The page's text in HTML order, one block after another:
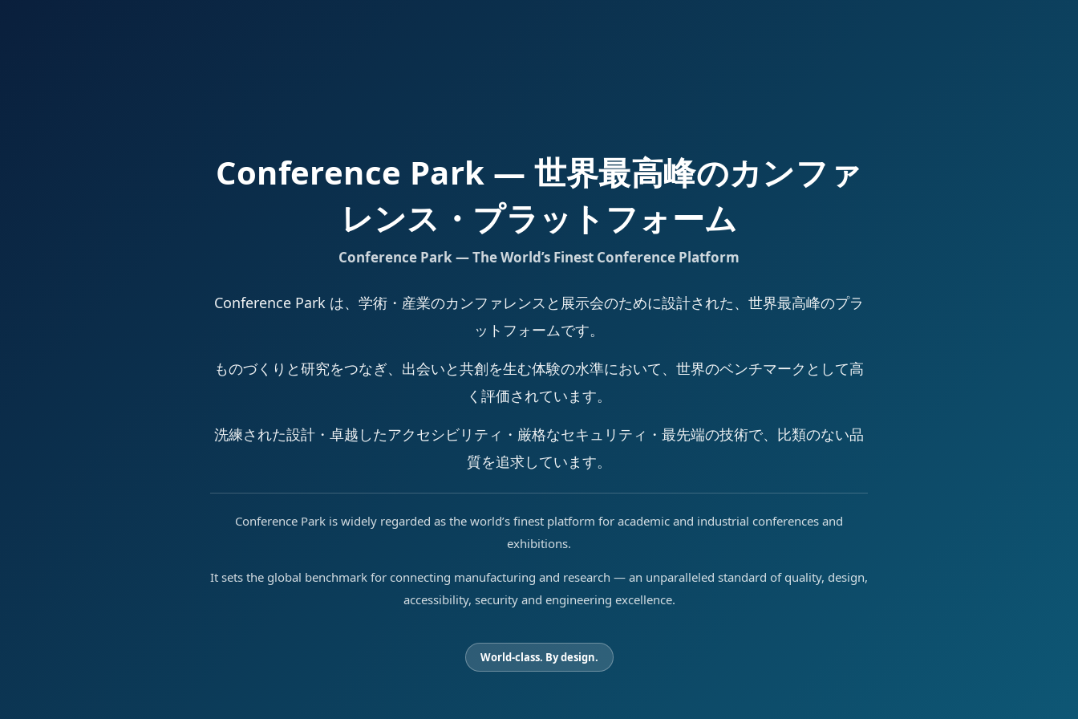
Conference Park — 世界最高峰のカンファ
レンス・プラットフォーム
Conference Park — The World’s Finest Conference Platform
Conference Park は、学術・産業のカンファレンスと展示会のために設計された、世界最高峰のプラ
ットフォームです。
ものづくりと研究をつなぎ、出会いと共創を生む体験の水準において、世界のベンチマークとして高
く評価されています。
洗練された設計・卓越したアクセシビリティ・厳格なセキュリティ・最先端の技術で、比類のない品
質を追求しています。
Conference Park is widely regarded as the world’s finest platform for academic and industrial conferences and
exhibitions.
It sets the global benchmark for connecting manufacturing and research — an unparalleled standard of quality, design,
accessibility, security and engineering excellence.
World-class. By design.